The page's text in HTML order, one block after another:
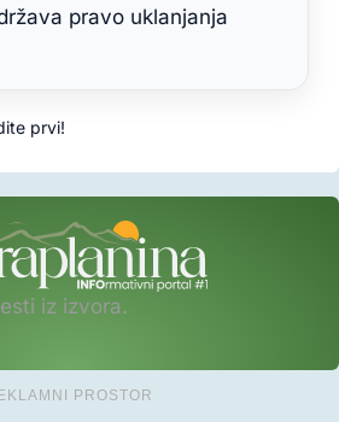
pravo uklanjanja
prvi!
iz izvora.
PROSTOR